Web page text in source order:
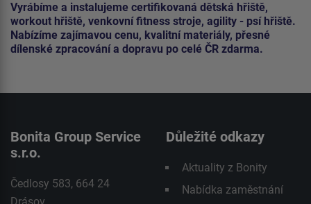
Vyrábíme a instalujeme certifikovaná dětská hřiště,
workout hřiště, venkovní fitness stroje, agility - psí hřiště.
Nabízíme zajímavou cenu, kvalitní materiály, přesné
dílenské zpracování a dopravu po celé ČR zdarma.
Bonita Group Service
s.r.o.
Čedlosy 583, 664 24
Důležité odkazy
Aktuality z Bonity
Nabídka zaměstnání